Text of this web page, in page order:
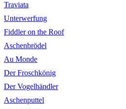
Traviata
Unterwerfung
Fiddler on the Roof
Aschenbrödel
Au Monde
Der Froschkönig
Der Vogelhändler
Aschenputtel